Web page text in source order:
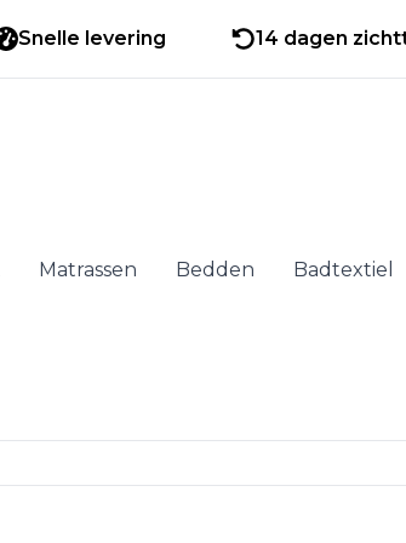
Snelle levering 14 dagen
Matrassen Bedden Badtextiel